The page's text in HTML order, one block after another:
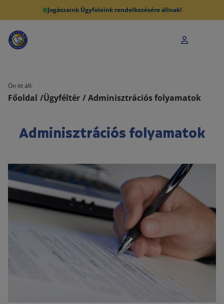
Jogászaink Ügyfeleink rendelkezésére állnak!
Ön itt áll:
Főoldal /Ügyféltér / Adminisztrációs folyamatok
Adminisztrációs folyamatok